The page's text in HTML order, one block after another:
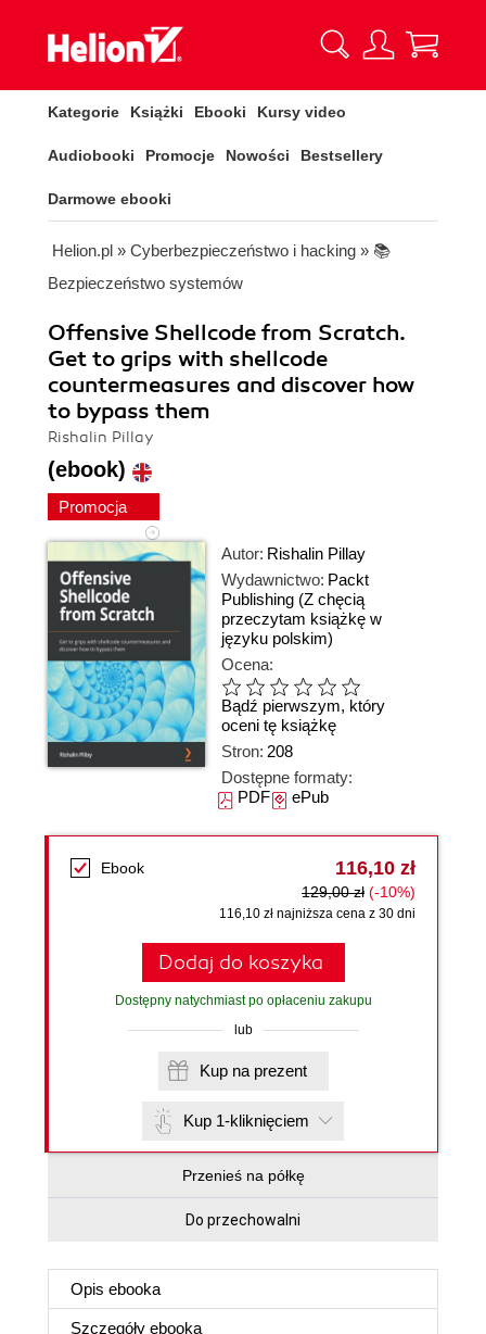
Kategorie Książki Ebooki Kursy video
Audiobooki Promocje Nowości Bestsellery
Darmowe ebooki
Helion.pl » Cyberbezpieczeństwo i hacking » 📚
Bezpieczeństwo systemów
Offensive Shellcode from Scratch.
Get to grips with shellcode
countermeasures and discover how
to bypass them
Rishalin Pillay
(ebook)
Promocja
Autor: Rishalin Pillay
Wydawnictwo: Packt
Publishing (Z chęcią
przeczytam książkę w
języku polskim)
Ocena:
Bądź pierwszym, który
oceni tę książkę
Stron: 208
Dostępne formaty:
PDFePub
Ebook 116,10 zł
129,00 zł (-10%)
116,10 zł najniższa cena z 30 dni
Dodaj do koszyka
Dostępny natychmiast po opłaceniu zakupu
lub
Kup na prezent
Kup 1-kliknięciem
Przenieś na półkę
Do przechowalni
Opis ebooka
Szczegóły ebooka